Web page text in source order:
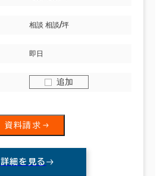
相談 相談/坪
即日
追加
資料請求
詳細を見る